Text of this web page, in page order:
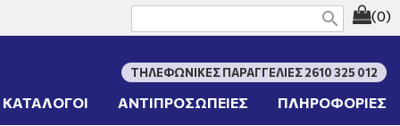
(0)
search
ΤΗΛΕΦΩΝΙΚΕΣ ΠΑΡΑΓΓΕΛΙΕΣ 2610 325 012
ΚΑΤΑΛΟΓΟΙ ΑΝΤΙΠΡΟΣΩΠΕΙΕΣ ΠΛΗΡΟΦΟΡΙΕΣ